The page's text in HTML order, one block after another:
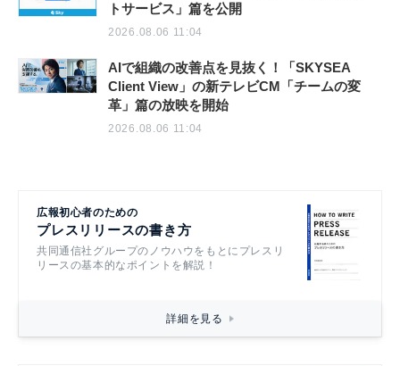
トサービス」篇を公開
2026.08.06 11:04
AIで組織の改善点を見抜く！「SKYSEA
Client View」の新テレビCM「チームの変
革」篇の放映を開始
2026.08.06 11:04
広報初心者のための
プレスリリースの書き方
共同通信社グループのノウハウをもとにプレスリ
リースの基本的なポイントを解説！
詳細を見る